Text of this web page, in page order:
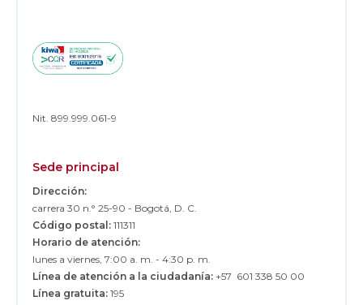
Nit. 899.999.061-9
Sede principal
Dirección:
carrera 30 n.° 25-90 - Bogotá, D. C.
Código postal: 111311
Horario de atención:
lunes a viernes, 7:00 a. m. - 4:30 p. m.
Línea de atención a la ciudadanía: +57 601 338 50 00
Línea gratuita: 195